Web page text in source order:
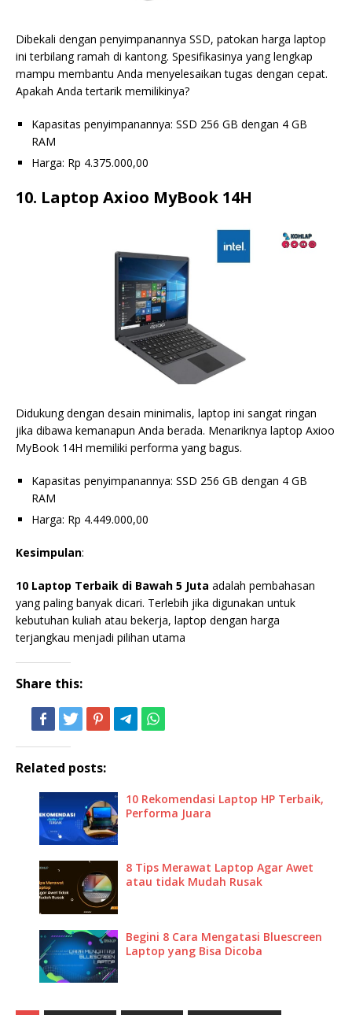
Dibekali dengan penyimpanannya SSD, patokan harga laptop
ini terbilang ramah di kantong. Spesifikasinya yang lengkap
mampu membantu Anda menyelesaikan tugas dengan cepat.
Apakah Anda tertarik memilikinya?
Kapasitas penyimpanannya: SSD 256 GB dengan 4 GB
RAM
Harga: Rp 4.375.000,00
10. Laptop Axioo MyBook 14H
Didukung dengan desain minimalis, laptop ini sangat ringan
jika dibawa kemanapun Anda berada. Menariknya laptop Axioo
MyBook 14H memiliki performa yang bagus.
Kapasitas penyimpanannya: SSD 256 GB dengan 4 GB
RAM
Harga: Rp 4.449.000,00
Kesimpulan:
10 Laptop Terbaik di Bawah 5 Juta adalah pembahasan
yang paling banyak dicari. Terlebih jika digunakan untuk
kebutuhan kuliah atau bekerja, laptop dengan harga
terjangkau menjadi pilihan utama
Share this:
Related posts:
10 Rekomendasi Laptop HP Terbaik,
Performa Juara
8 Tips Merawat Laptop Agar Awet
atau tidak Mudah Rusak
Begini 8 Cara Mengatasi Bluescreen
Laptop yang Bisa Dicoba